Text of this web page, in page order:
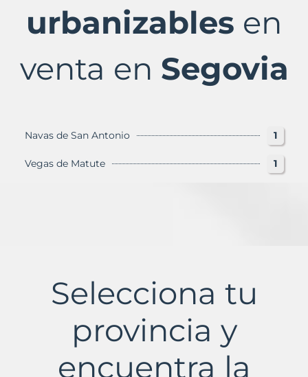
Murbalands
urbanizables en
venta en Segovia
Navas de San Antonio 1
Vegas de Matute 1
Selecciona tu
provincia y
encuentra la